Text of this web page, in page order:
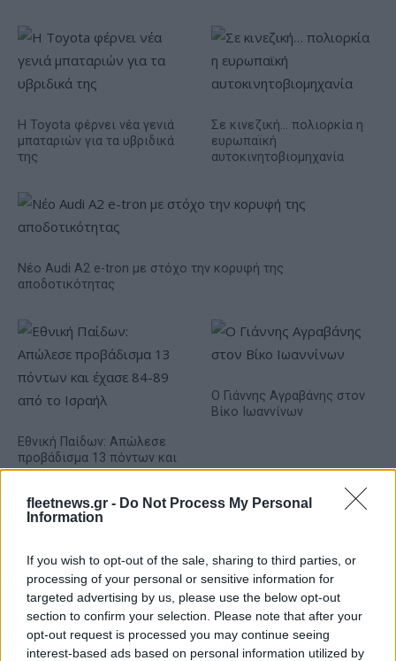
fleetnews.gr - Do Not Process My Personal
Information
If you wish to opt-out of the sale, sharing to third parties, or
processing of your personal or sensitive information for
targeted advertising by us, please use the below opt-out
section to confirm your selection. Please note that after your
opt-out request is processed you may continue seeing
interest-based ads based on personal information utilized by
Η Toyota φέρνει νέα γενιά
μπαταριών για τα υβριδικά
της
Σε κινεζική… πολιορκία η
ευρωπαϊκή
αυτοκινητοβιομηχανία
Νέο Audi A2 e-tron με στόχο την κορυφή της
αποδοτικότητας
Εθνική Παίδων: Απώλεσε
προβάδισμα 13 πόντων και
έχασε 84-89 από το Ισραήλ
Ο Γιάννης Αγραβάνης στον
Βίκο Ιωαννίνων
Ελληνική Αναπτυξιακή Τράπεζα: Με «προίκα» 2 δισ. ευρώ
ανοίγει δρόμο για δάνεια έως 5 δισ. σε μικρομεσαίες